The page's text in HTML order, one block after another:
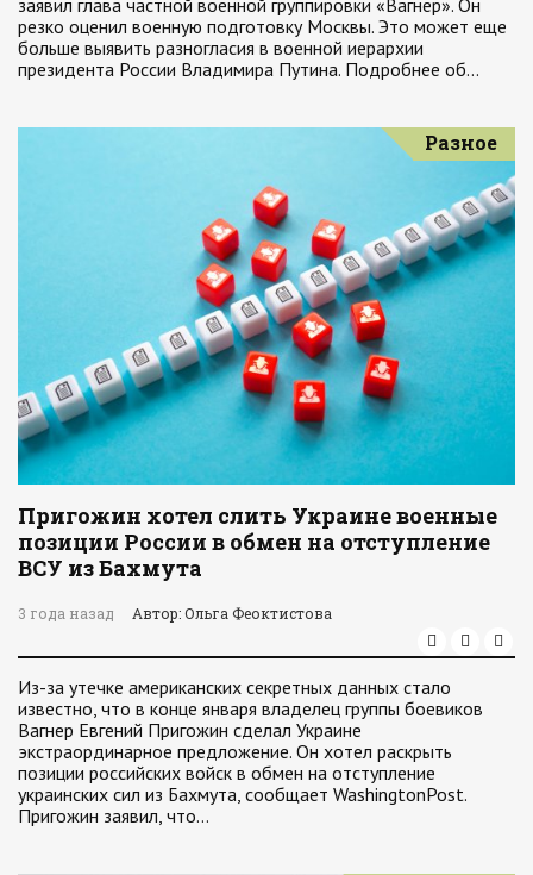
заявил глава частной военной группировки «Вагнер». Он
резко оценил военную подготовку Москвы. Это может еще
больше выявить разногласия в военной иерархии
президента России Владимира Путина. Подробнее об…
Разное
Пригожин хотел слить Украине военные
позиции России в обмен на отступление
ВСУ из Бахмута
3 года назад Автор: Ольга Феоктистова
Из-за утечке американских секретных данных стало
известно, что в конце января владелец группы боевиков
Вагнер Евгений Пригожин сделал Украине
экстраординарное предложение. Он хотел раскрыть
позиции российских войск в обмен на отступление
украинских сил из Бахмута, сообщает WashingtonPost.
Пригожин заявил, что…